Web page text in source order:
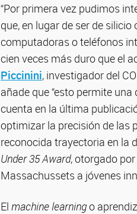
“Por primera vez pudimos
que, en lugar de ser de
computadoras o teléfonos
cien veces más duro que el
Piccinini, investigador del
añade que “esto permite
cuenta en la última
optimizar la precisión de las
reconocida trayectoria en la
Under 35 Award, otorgado
Massachussets a jóvenes
El machine learningo